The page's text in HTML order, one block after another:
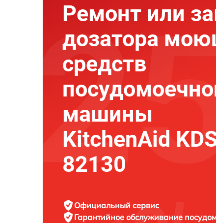
Ремонт или
дозатора
средств
машины
KitchenAid
82130
Официальный сервис
Гарантийное обслуживание